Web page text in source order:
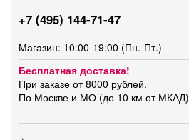
+7 (495) 144-71-47
Магазин: 10:00-19:00 (Пн.-Пт.)
Бесплатная доставка!
При заказе от 8000 рублей.
По Москве и МО (до 10 км от МКАД)